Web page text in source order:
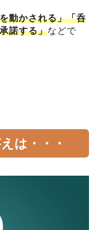
動かされる」「呑
諾する」などで
は・・・